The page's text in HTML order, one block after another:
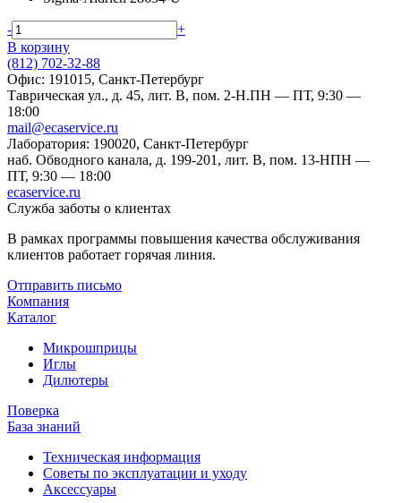
-
+
В корзину
(812) 702-32-88
Офис: 191015, Санкт-Петербург
Таврическая ул., д. 45, лит. В, пом. 2-Н.ПН — ПТ, 9:30 —
18:00
mail@ecaservice.ru
Лаборатория: 190020, Санкт-Петербург
наб. Обводного канала, д. 199-201, лит. В, пом. 13-НПН —
ПТ, 9:30 — 18:00
ecaservice.ru
Служба заботы о клиентах
В рамках программы повышения качества обслуживания
клиентов работает горячая линия.
Отправить письмо
Компания
Каталог
Микрошприцы
Иглы
Дилютеры
Поверка
База знаний
Техническая информация
Советы по эксплуатации и уходу
Аксессуары